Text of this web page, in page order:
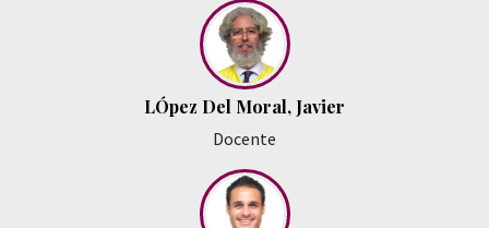
LÓpez Del Moral, Javier
Docente